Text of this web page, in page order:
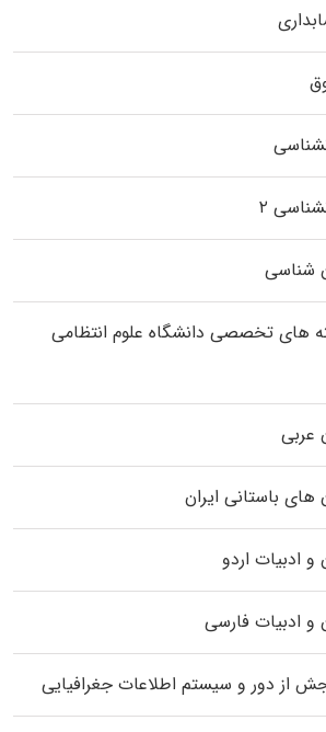
۲
شناسی
ﻫﺎی تخصصی داﻧﺸﮕﺎه ﻋﻠﻮم انتظامی
عربی
های باستانی ایران
ادبیات اردو
و ادبیات فارسی
از دور و سیستم اطلاعات جغرافیایی